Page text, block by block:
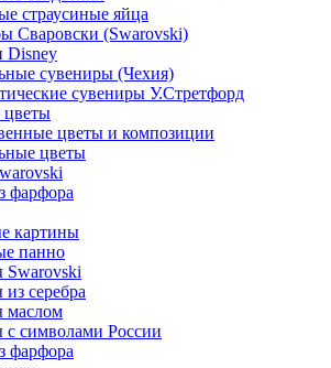
страусиные яйца
Сваровски (Swarovski)
Disney
сувениры (Чехия)
сувениры У.Стретфорд
цветы
цветы и композиции
цветы
фарфора
картины
панно
Swarovski
серебра
маслом
символами России
фарфора